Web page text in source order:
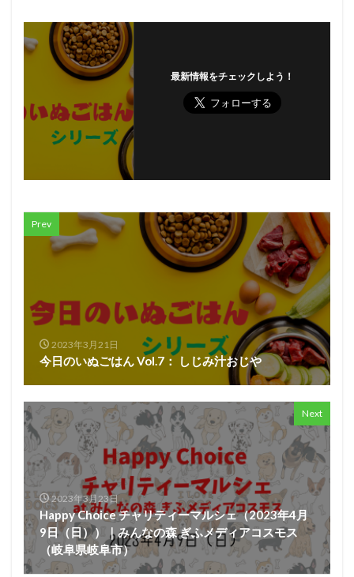
最新情報をチェックしよう！
Prev
2023年3月21日
今日のいぬごはん Vol.7： しじみ汁おじや
Next
2023年3月23日
Happy Choice チャリティーマルシェ（2023年4月
9日（日））｜みんなの森 ぎふメディアコスモス
（岐阜県岐阜市）